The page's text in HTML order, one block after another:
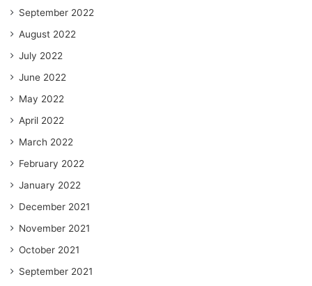
September 2022
August 2022
July 2022
June 2022
May 2022
April 2022
March 2022
February 2022
January 2022
December 2021
November 2021
October 2021
September 2021